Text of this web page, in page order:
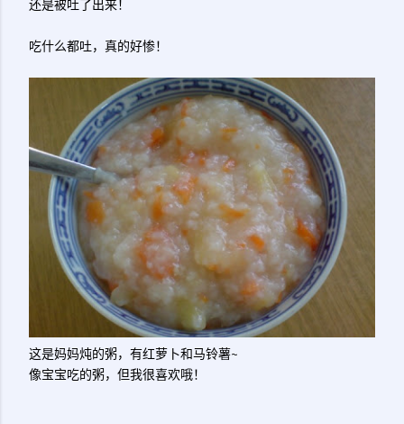
还是被吐了出来！
吃什么都吐，真的好惨！
这是妈妈炖的粥，有红萝卜和马铃薯~
像宝宝吃的粥，但我很喜欢哦！